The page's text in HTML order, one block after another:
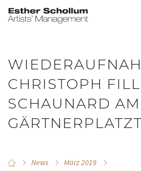
CHRISTOPH
SCHAUNARD AM
News März 2019